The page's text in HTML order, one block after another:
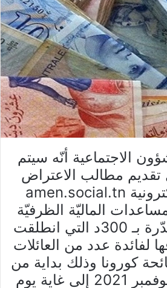
الاجتماعية أنّه سيتم
تقديم مطالب الاعتراض
عبر المنصّة الإلكترونية amen.social.tn
الماليّة الظرفيّة
والاستثنائية المقدّرة بـ 300د التي انطلقت
لفائدة عدد من العائلات
كورونا وذلك بداية من
يوم الجمعة 19 نوفمبر 2021 إلى غاية يوم